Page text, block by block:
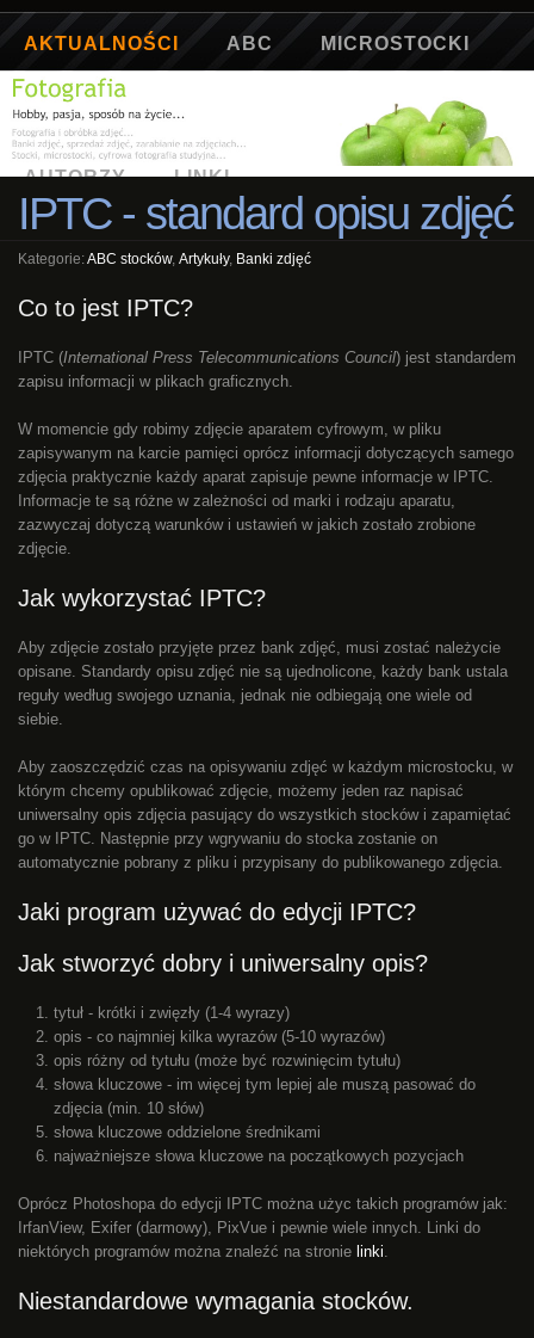
AKTUALNOŚCI ABC MICROSTOCKI
ARTYKUŁY GALERIA
AUTORZY LINKI
IPTC - standard opisu zdjęć
Kategorie:ABC stocków, Artykuły, Banki zdjęć
Co to jest IPTC?
IPTC (International Press Telecommunications Council) jest standardem
zapisu informacji w plikach graficznych.
W momencie gdy robimy zdjęcie aparatem cyfrowym, w pliku
zapisywanym na karcie pamięci oprócz informacji dotyczących samego
zdjęcia praktycznie każdy aparat zapisuje pewne informacje w IPTC.
Informacje te są różne w zależności od marki i rodzaju aparatu,
zazwyczaj dotyczą warunków i ustawień w jakich zostało zrobione
zdjęcie.
Jak wykorzystać IPTC?
Aby zdjęcie zostało przyjęte przez bank zdjęć, musi zostać należycie
opisane. Standardy opisu zdjęć nie są ujednolicone, każdy bank ustala
reguły według swojego uznania, jednak nie odbiegają one wiele od
siebie.
Aby zaoszczędzić czas na opisywaniu zdjęć w każdym microstocku, w
którym chcemy opublikować zdjęcie, możemy jeden raz napisać
uniwersalny opis zdjęcia pasujący do wszystkich stocków i zapamiętać
go w IPTC. Następnie przy wgrywaniu do stocka zostanie on
automatycznie pobrany z pliku i przypisany do publikowanego zdjęcia.
Jaki program używać do edycji IPTC?
Jak stworzyć dobry i uniwersalny opis?
tytuł - krótki i zwięzły (1-4 wyrazy)
opis - co najmniej kilka wyrazów (5-10 wyrazów)
opis różny od tytułu (może być rozwinięcim tytułu)
słowa kluczowe - im więcej tym lepiej ale muszą pasować do
zdjęcia (min. 10 słów)
słowa kluczowe oddzielone średnikami
najważniejsze słowa kluczowe na początkowych pozycjach
Oprócz Photoshopa do edycji IPTC można użyc takich programów jak:
IrfanView, Exifer (darmowy), PixVue i pewnie wiele innych. Linki do
niektórych programów można znaleźć na stronie linki.
Niestandardowe wymagania stocków.